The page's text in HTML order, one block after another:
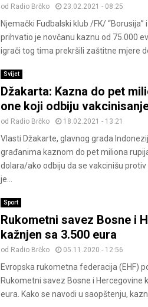
od Radio Brčko 23.02.2021 - 08:25
Njemački Fudbalski klub /FK/
prihvatio je novčanu kaznu od 75.000
igrači tog tima prekršili zaštitne mjere
Svijet
Džakarta: Kazna do pet
one koji odbiju
od Radio Brčko 18.02.2021 - 13:21
Vlasti Džakarte, glavnog grada
građanima kaznom do pet miliona
dolara/ako odbiju da se vakcinišu
je...
Sport
Rukometni savez Bosne i
kažnjen sa 3.500 eura
od Radio Brčko 05.11.2020 - 12:56
Evropska rukometna federacija (EHF)
Rukometni savez Bosne i Hercegovine
eura. Kako se navodi u saopštenju,